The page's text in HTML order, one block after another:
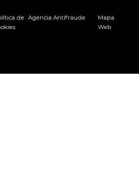
de Agencia Antifraude
Mapa
Web